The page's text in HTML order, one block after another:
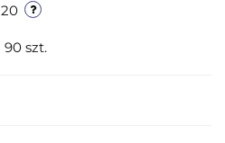
20
90 szt.